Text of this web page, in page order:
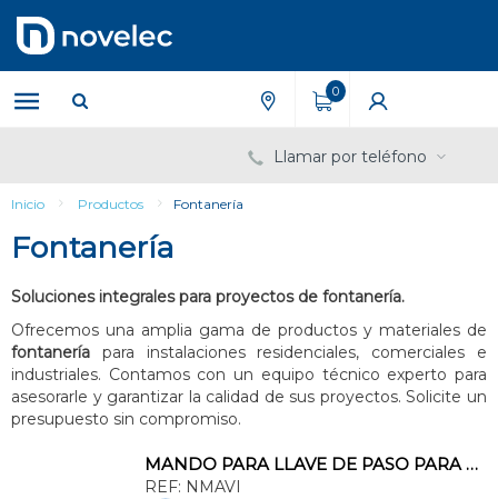
contenido
menú
de
navegación
0
Llamar por teléfono
Inicio Productos Fontanería
Fontanería
Soluciones integrales para proyectos de fontanería.
Ofrecemos una amplia gama de productos y materiales de
fontanería para instalaciones residenciales, comerciales e
industriales. Contamos con un equipo técnico experto para
asesorarle y garantizar la calidad de sus proyectos. Solicite un
presupuesto sin compromiso.
MANDO PARA LLAVE DE PASO PARA NRA 20-25
REF: NMAVI